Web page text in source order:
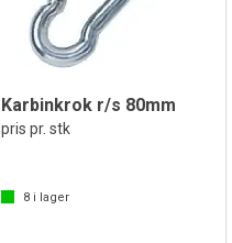
Karbinkrok r/s 80mm
pris pr. stk
8i lager